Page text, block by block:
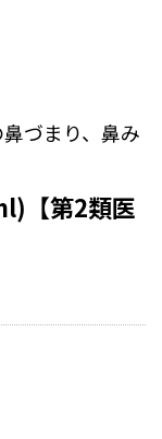
づまり、鼻み
【第2類医